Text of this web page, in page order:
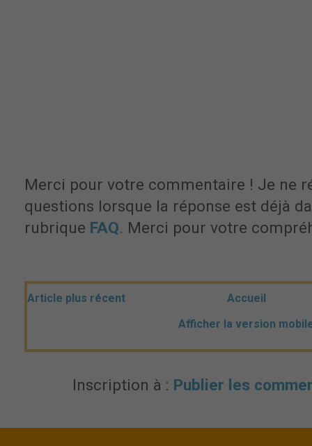
Merci pour votre commentaire ! Je ne
questions lorsque la réponse est déjà
rubrique FAQ. Merci pour votre
Article plus récent
Accueil
Afficher la version
Inscription à : Publier les